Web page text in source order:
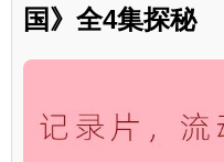
国》全4集探秘